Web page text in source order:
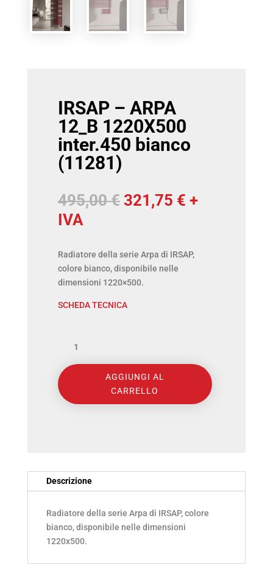
IRSAP – ARPA
12_B 1220X500
inter.450 bianco
(11281)
495,00€ Il
era:
495,00 €.
321,75 €Il
è:
+
IVA
Radiatore della serie Arpa di IRSAP,
colore bianco, disponibile nelle
dimensioni 1220×500.
SCHEDA TECNICA
ARPA
12_B
(11281)
quantità
AGGIUNGI AL
CARRELLO
Descrizione
Radiatore della serie Arpa di IRSAP, colore
bianco, disponibile nelle dimensioni
1220x500.